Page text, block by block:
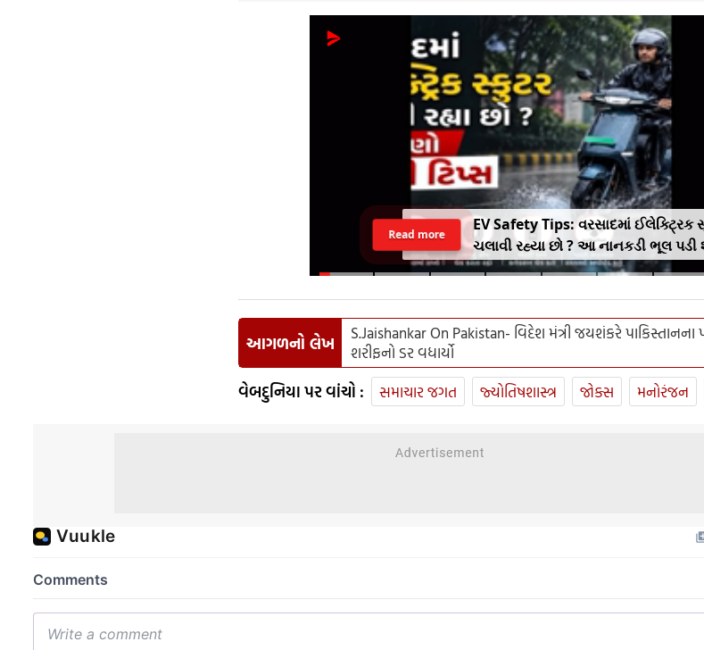
EV Safety Tips: વરસાદમાં ઈલેક્ટ્રિક
ચલાવી રહ્યા છો ? આ નાનકડી ભૂલ પડી
.. જાણો સેફ્ટી ટિપ્સ
Read more
આગળનો લેખ
S.Jaishankar On Pakistan- વિદેશ મંત્રી જયશંકરે
શરીફનો ડર વધાર્યો
વેબદુનિયા પર વાંચો : સમાચાર જગત જ્યોતિષશાસ્ત્ર જોક્સ મનોરંજન